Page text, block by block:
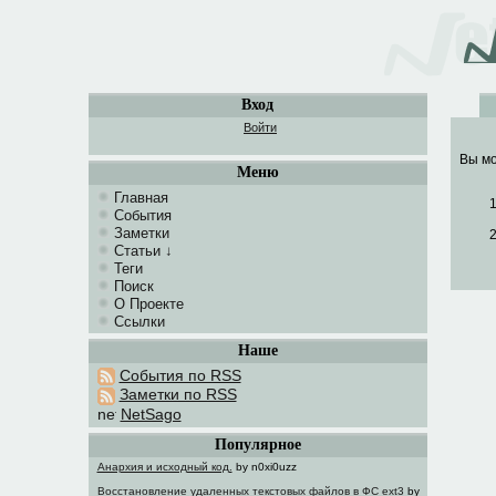
Вход
Войти
Меню
Главная
События
Заметки
Статьи ↓
Теги
Поиск
О Проекте
Ссылки
Наше
События по RSS
Заметки по RSS
NetSago
Популярное
Анархия и исходный код.
by n0xi0uzz
Восстановление удаленных текстовых файлов в ФС ext3 by
Вы